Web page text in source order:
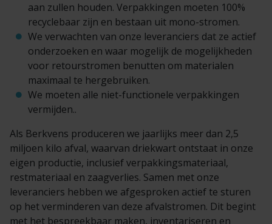
aan zullen houden. Verpakkingen moeten 100%
recyclebaar zijn en bestaan uit mono-stromen.
We verwachten van onze leveranciers dat ze actief
onderzoeken en waar mogelijk de mogelijkheden
voor retourstromen benutten om materialen
maximaal te hergebruiken.
We moeten alle niet-functionele verpakkingen
vermijden..
Als Berkvens produceren we jaarlijks meer dan 2,5
miljoen kilo afval, waarvan driekwart ontstaat in onze
eigen productie, inclusief verpakkingsmateriaal,
restmateriaal en zaagverlies. Samen met onze
leveranciers hebben we afgesproken actief te sturen
op het verminderen van deze afvalstromen. Dit begint
met het bespreekbaar maken, inventariseren en